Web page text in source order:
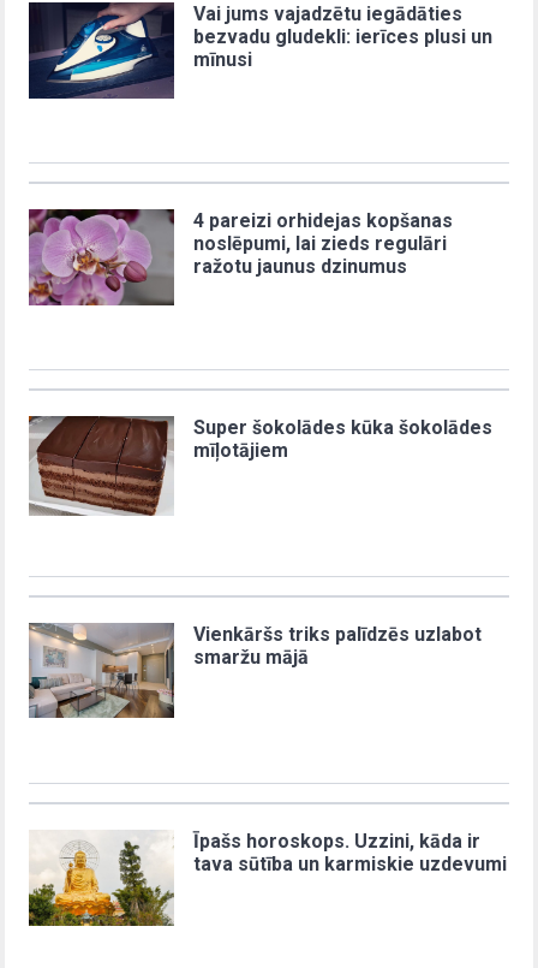
Vai jums vajadzētu iegādāties
bezvadu gludekli: ierīces plusi un
mīnusi
4 pareizi orhidejas kopšanas
noslēpumi, lai zieds regulāri
ražotu jaunus dzinumus
Super šokolādes kūka šokolādes
mīļotājiem
Vienkāršs triks palīdzēs uzlabot
smaržu mājā
Īpašs horoskops. Uzzini, kāda ir
tava sūtība un karmiskie uzdevumi